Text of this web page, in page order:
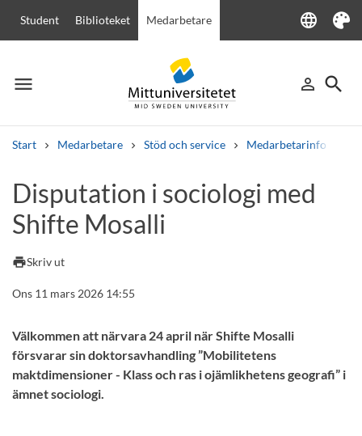
Student Biblioteket Medarbetare language
Language
Tema
menu
Meny person_outline
Logga in
search
Sök
Start Medarbetare Stöd och service Medarbetarinfo
Andra söktjänster
Kurser och program Kursplaner
Disputation i sociologi med
Shifte Mosalli
printSkriv ut
Ons 11 mars 2026 14:55
Välkommen att närvara 24 april när Shifte Mosalli
försvarar sin doktorsavhandling ”Mobilitetens
maktdimensioner - Klass och ras i ojämlikhetens geografi” i
ämnet sociologi.